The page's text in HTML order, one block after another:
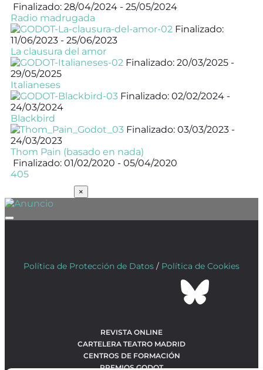
Finalizado: 28/04/2024 - 25/05/2024
Radio madrugada
Finalizado:
11/06/2023 - 25/06/2023
La clausura del amor
Finalizado: 20/03/2025 -
29/05/2025
Italianeses
Finalizado: 02/02/2024 -
24/03/2024
Blackbird
Finalizado: 03/03/2023 -
24/03/2023
Thom Pain (basado en nada)
Finalizado: 01/02/2020 - 05/04/2020
405
×
Política de Protección de Datos / Política de Cookies
REVISTA ONLINE
CARTELERA TEATRO MADRID
CENTROS DE FORMACIÓN
PREMIOS GODOT